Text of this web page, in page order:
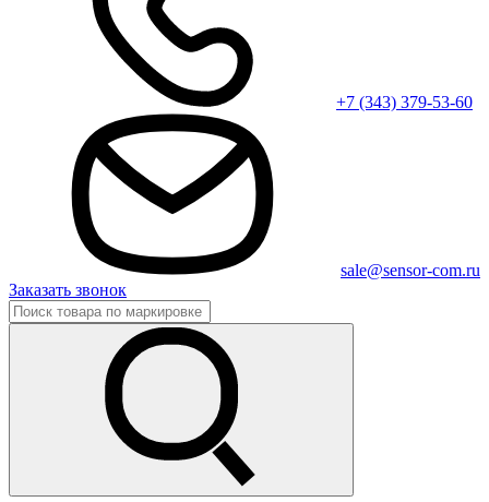
+7 (343) 379-53-60
sale@sensor-com.ru
Заказать звонок